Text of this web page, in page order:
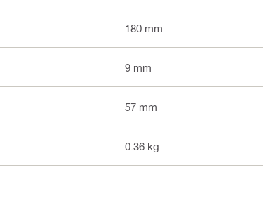
180 mm
9 mm
57 mm
0.36 kg